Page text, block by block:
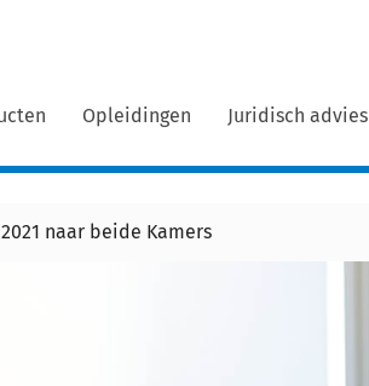
Opleidingen Juridisch advies
naar beide Kamers